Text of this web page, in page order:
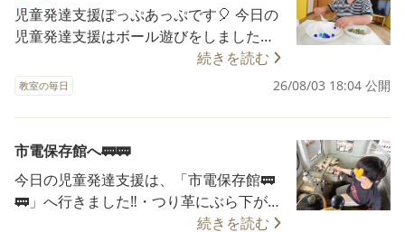
児童発達支援ぽっぷあっぷです🎈 今日の
児童発達支援はボール遊びをしました！
カラーボールはトングで掴んで、 ビー玉
はスプーンですくってお皿に移しました
🥄 とても集中して取り組んでいます👀 選
択活動ではブロック遊びをして楽しんで
います👐 #放課後等デイサービス #放デイ
#児発 #児童発達支援 #療育 ぽっぷあっぷ
学びの多様化 発達障害 発達支援 ろりぽっ
ぷ学園 ろりぽっぷ保育園 ろりぽっぷこど
続きを読む
教室の毎日 26/08/03 18:04 公開
市電保存館へ🚃🚃
今日の児童発達支援は、「市電保存館🚃
🚃」へ行きました‼️・つり革にぶら下がら
ナイ ・座席に立たナイ ・模型に触ら
続きを読む